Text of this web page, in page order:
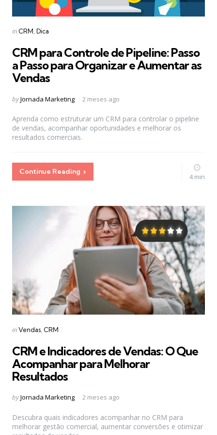
Categories
Posted
in CRM Dica
CRM para Controle de Pipeline: Passo
a Passo para Organizar e Aumentar as
Vendas
Posted
byJornada Marketing 2 meses ago
Aprenda como estruturar um CRM para controlar o pipeline
de vendas, acompanhar oportunidades e melhorar os
resultados comerciais.
Continue Reading
4 min
Categories
Posted
inVendas CRM
CRM e Indicadores de Vendas: O Que
Acompanhar para Melhorar
Resultados
Posted
byJornada Marketing 2 meses ago
Descubra quais indicadores acompanhar no CRM para
melhorar gestão comercial, aumentar conversões e otimizar